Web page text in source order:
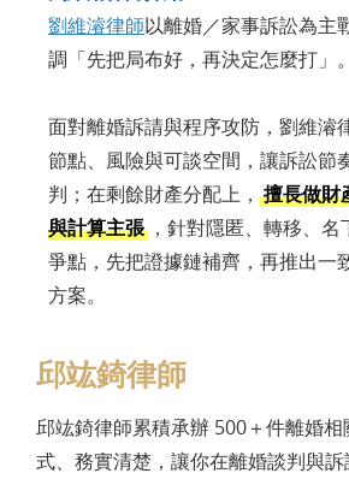
劉維濬律師以離婚／家事訴訟為主
調「先把局布好，再決定怎麼打」。
面對離婚訴請與程序攻防，劉維濬
節點、風險與可談空間，讓訴訟節
判；在剩餘財產分配上， 擅長做財
與計算主張 ，針對隱匿、轉移、
爭點，先把證據鏈補齊，再推出一
方案。
邱竑錡律師
邱竑錡律師累積承辦 500＋件離婚
式、務實清楚，讓你在離婚談判與